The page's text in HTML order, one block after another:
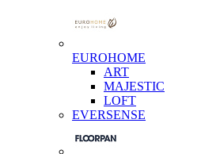
EUROHOME
ART
MAJESTIC
LOFT
EVERSENSE